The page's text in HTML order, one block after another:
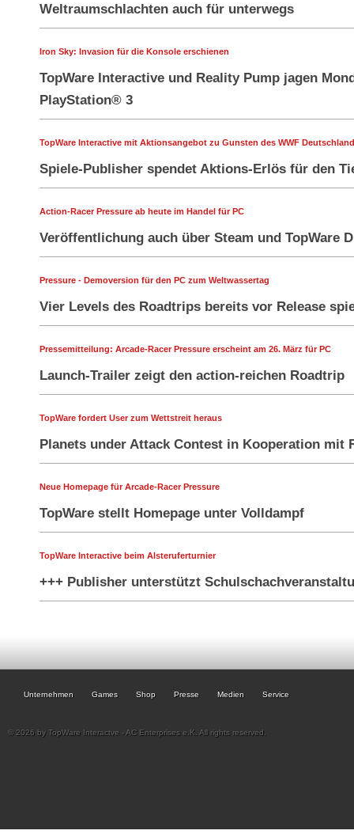
Weltraumschlachten auch für unterwegs
Iron Sky: Invasion für die Konsole erschienen
TopWare Interactive und Reality Pump jagen
PlayStation® 3
TopWare Interactive mit Aktionsangebot zu Gunsten des WWF Deutschland
Spiele-Publisher spendet Aktions-Erlös für den
Action-Racer Pressure ab heute im Handel für PC
Veröffentlichung auch über Steam und TopWare
Pressure - Demoversion für den PC zum Weltwassertag
Vier Levels des Roadtrips bereits vor Release
Pressemitteilung: Arcade-Racer Pressure erscheint am 26. März für PC
Launch-Trailer zeigt den action-reichen Roadtrip
TopWare fordert User zum Wettstreit heraus
Planets under Attack Contest in Kooperation mit
Neue Homepage für Arcade-Racer Pressure
TopWare stellt Homepage unter Volldampf
TopWare Interactive beim Alsteruferturnier
+++ Publisher unterstützt
Unternehmen Games Shop Presse Medien Service
© 2026 by TopWare Interactve - AC Enterprises e.K. All rights reserved.